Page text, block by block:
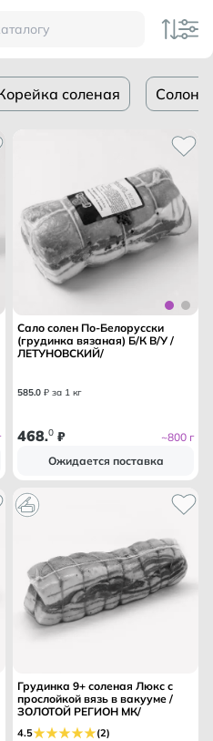
соленая
Сало солен По-Белорусски
(грудинка вязаная) Б/К В/У /
ЛЕТУНОВСКИЙ/
585.0 ₽ за 1 кг
468.0 ₽
~800 г
Ожидается поставка
Грудинка 9+ соленая Люкс с
прослойкой вязь в вакууме /
ЗОЛОТОЙ РЕГИОН МК/
4.5 (2)